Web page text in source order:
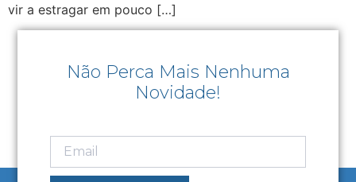
vir a estragar em pouco […]
Não Perca Mais Nenhuma
Novidade!